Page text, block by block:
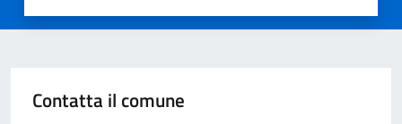
Contatta il comune